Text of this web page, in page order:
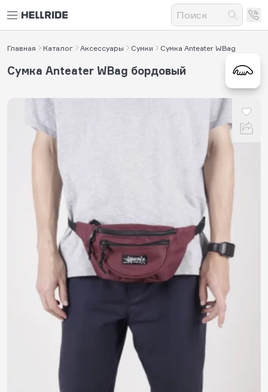
Главная Каталог Аксессуары Сумки Сумка Anteater WBag
Сумка Anteater WBag бордовый